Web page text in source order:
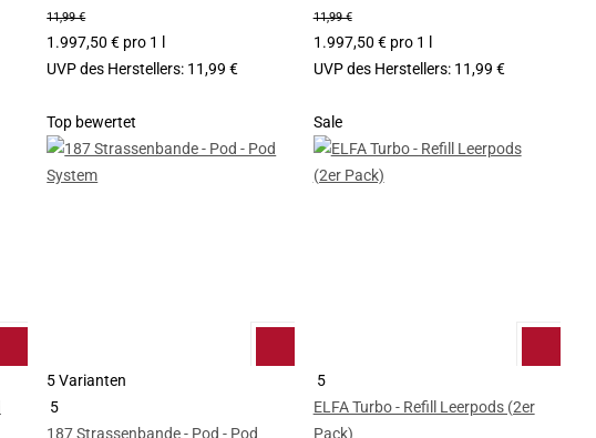
11,99 €
1.997,50 € pro 1 l
UVP des Herstellers: 11,99 €
11,99 €
1.997,50 € pro 1 l
UVP des Herstellers: 11,99 €
Top bewertet
5 Varianten
5
187 Strassenbande - Pod - Pod
Sale
5
ELFA Turbo - Refill Leerpods (2er
Pack)